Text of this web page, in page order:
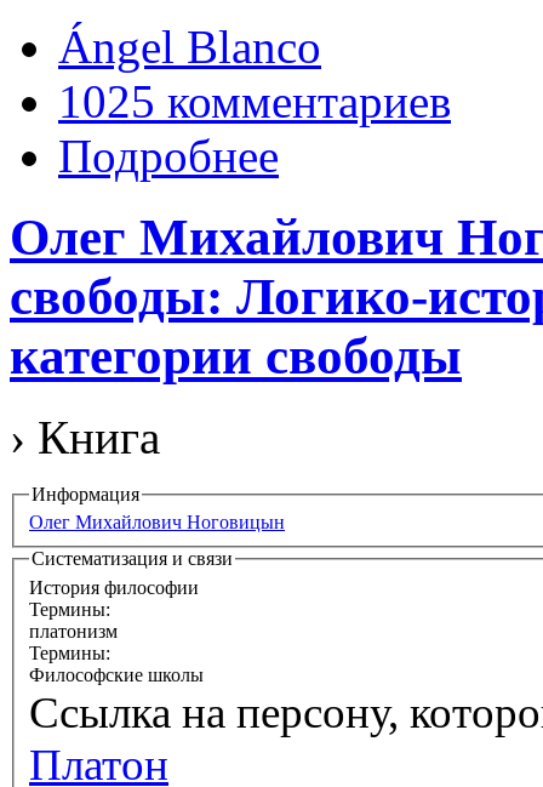
Ángel Blanco
1025 комментариев
Подробнее
Олег Михайлович
свободы: Логико-
категории свободы
› Книга
Информация
Олег Михайлович Ноговицын
Систематизация и связи
История философии
Термины:
платонизм
Термины:
Философские школы
Ссылка на персону,
Платон